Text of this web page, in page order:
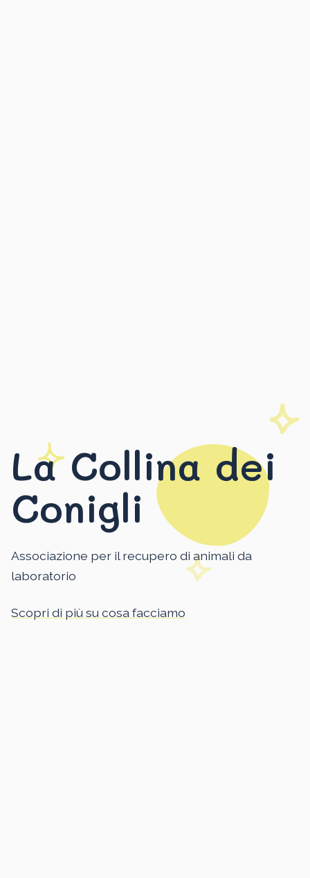
La Collina dei
Conigli
Associazione per il recupero di animali da
laboratorio
Scopri di più su cosa facciamo